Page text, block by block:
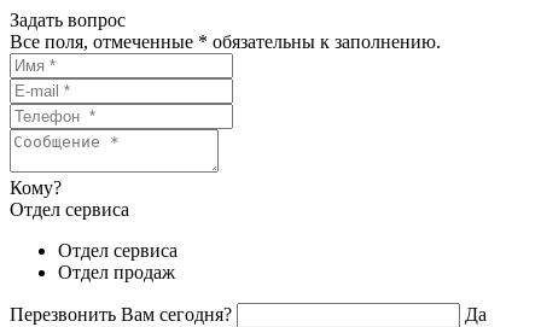
Задать вопрос
Все поля, отмеченные * обязательны к заполнению.
Кому?
Отдел сервиса
Отдел сервиса
Отдел продаж
Перезвонить Вам сегодня?
Да